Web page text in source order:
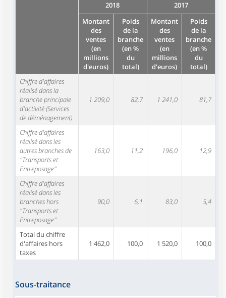
2018
2017
Montant
des
ventes
(en
millions
d'euros)
Poids
de la
branche
(en %
du
total)
Montant
des
ventes
(en
millions
d'euros)
Poids
de la
branche
(en %
du
total)
Chiffre d'affaires
réalisé dans la
branche principale
d'activité (Services
de déménagement)
1 209,0 82,7 1 241,0 81,7
Chiffre d'affaires
réalisé dans les
autres branches de
"Transports et
Entreposage"
163,0 11,2 196,0 12,9
Chiffre d'affaires
réalisé dans les
branches hors
"Transports et
Entreposage"
90,0 6,1 83,0 5,4
Total du chiffre
d'affaires hors
taxes
1 462,0 100,0 1 520,0 100,0
Sous-traitance